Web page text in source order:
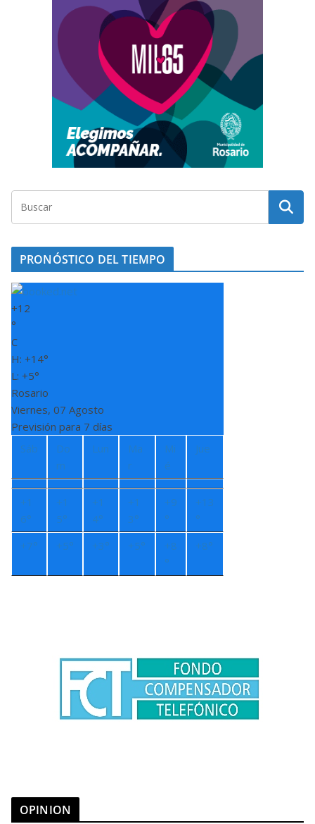
PRONÓSTICO DEL TIEMPO
+12
°
C
H: +14°
L: +5°
Rosario
Viernes, 07 Agosto
Previsión para 7 días
Sáb
Do
m
Lun
Ma
r
Mi
é
Jue
+1
6°
+1
5°
+1
4°
+1
3°
+9
°
+13
°
+7° +5° +3° +5° +8
°
+8°
OPINION